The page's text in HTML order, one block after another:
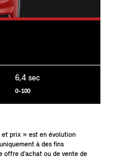
6,4 sec
0-100
et prix » est en évolution
à des fins
offre d’achat ou de vente de